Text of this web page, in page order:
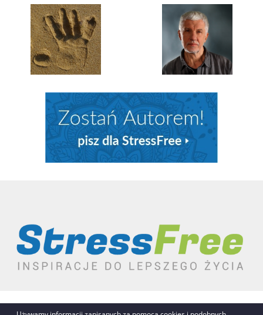
Nika Libert Wojciech Eichelberger
REKLAMA AUTORZY O NAS / KONTAKT